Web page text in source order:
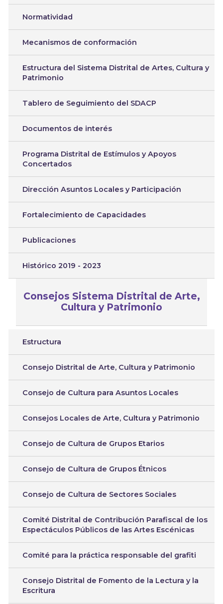
Normatividad
Mecanismos de conformación
Estructura del Sistema Distrital de Artes, Cultura y
Patrimonio
Tablero de Seguimiento del SDACP
Documentos de interés
Programa Distrital de Estímulos y Apoyos
Concertados
Dirección Asuntos Locales y Participación
Fortalecimiento de Capacidades
Publicaciones
Histórico 2019 - 2023
Consejos Sistema Distrital de Arte,
Cultura y Patrimonio
Estructura
Consejo Distrital de Arte, Cultura y Patrimonio
Consejo de Cultura para Asuntos Locales
Consejos Locales de Arte, Cultura y Patrimonio
Consejo de Cultura de Grupos Etarios
Consejo de Cultura de Grupos Étnicos
Consejo de Cultura de Sectores Sociales
Comité Distrital de Contribución Parafiscal de los
Espectáculos Públicos de las Artes Escénicas
Comité para la práctica responsable del grafiti
Consejo Distrital de Fomento de la Lectura y la
Escritura